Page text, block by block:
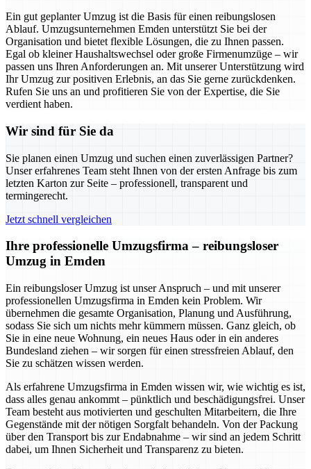
Ein gut geplanter Umzug ist die Basis für einen reibungslosen
Ablauf. Umzugsunternehmen Emden unterstützt Sie bei der
Organisation und bietet flexible Lösungen, die zu Ihnen passen.
Egal ob kleiner Haushaltswechsel oder große Firmenumzüge – wir
passen uns Ihren Anforderungen an. Mit unserer Unterstützung wird
Ihr Umzug zur positiven Erlebnis, an das Sie gerne zurückdenken.
Rufen Sie uns an und profitieren Sie von der Expertise, die Sie
verdient haben.
Wir sind für Sie da
Sie planen einen Umzug und suchen einen zuverlässigen Partner?
Unser erfahrenes Team steht Ihnen von der ersten Anfrage bis zum
letzten Karton zur Seite – professionell, transparent und
termingerecht.
Jetzt schnell vergleichen
Ihre professionelle Umzugsfirma – reibungsloser
Umzug in Emden
Ein reibungsloser Umzug ist unser Anspruch – und mit unserer
professionellen Umzugsfirma in Emden kein Problem. Wir
übernehmen die gesamte Organisation, Planung und Ausführung,
sodass Sie sich um nichts mehr kümmern müssen. Ganz gleich, ob
Sie in eine neue Wohnung, ein neues Haus oder in ein anderes
Bundesland ziehen – wir sorgen für einen stressfreien Ablauf, den
Sie zu schätzen wissen werden.
Als erfahrene Umzugsfirma in Emden wissen wir, wie wichtig es ist,
dass alles genau ankommt – pünktlich und beschädigungsfrei. Unser
Team besteht aus motivierten und geschulten Mitarbeitern, die Ihre
Gegenstände mit der nötigen Sorgfalt behandeln. Von der Packung
über den Transport bis zur Endabnahme – wir sind an jedem Schritt
dabei, um Ihnen Sicherheit und Transparenz zu bieten.